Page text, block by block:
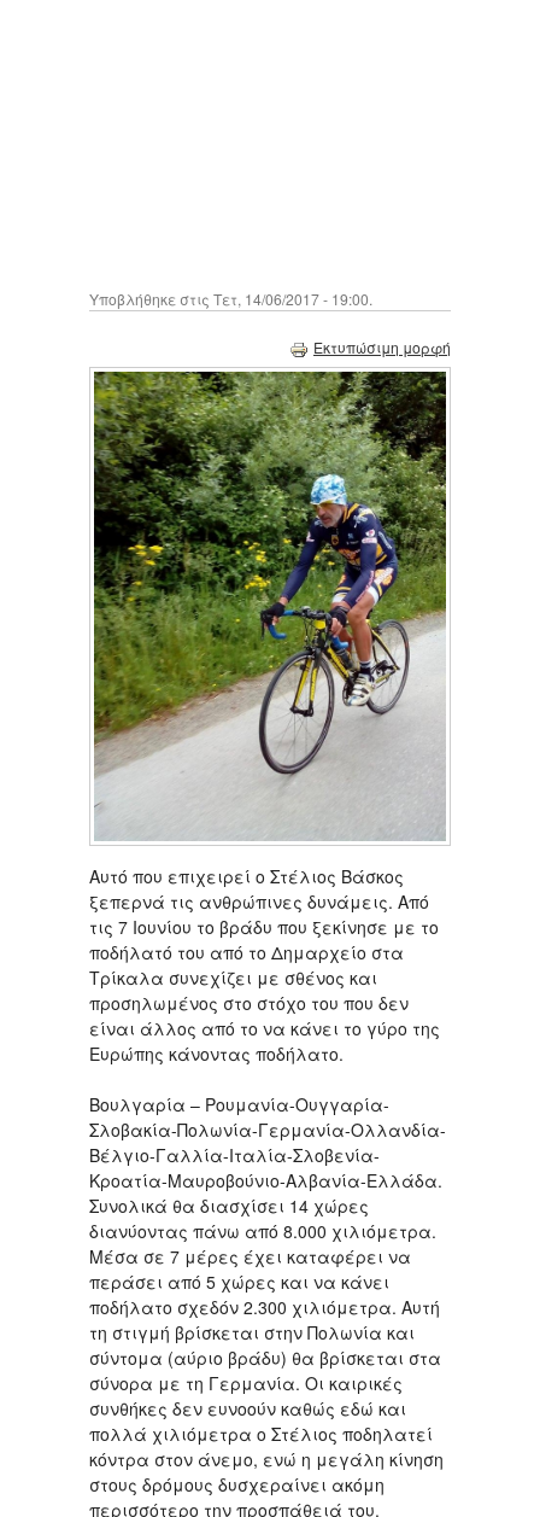
Υποβλήθηκε στις Τετ, 14/06/2017 - 19:00.
Εκτυπώσιμη μορφή
Αυτό που επιχειρεί ο Στέλιος Βάσκος
ξεπερνά τις ανθρώπινες δυνάμεις. Από
τις 7 Ιουνίου το βράδυ που ξεκίνησε με το
ποδήλατό του από το Δημαρχείο στα
Τρίκαλα συνεχίζει με σθένος και
προσηλωμένος στο στόχο του που δεν
είναι άλλος από το να κάνει το γύρο της
Ευρώπης κάνοντας ποδήλατο.
Βουλγαρία – Ρουμανία-Ουγγαρία-
Σλοβακία-Πολωνία-Γερμανία-Ολλανδία-
Βέλγιο-Γαλλία-Ιταλία-Σλοβενία-
Κροατία-Μαυροβούνιο-Αλβανία-Ελλάδα.
Συνολικά θα διασχίσει 14 χώρες
διανύοντας πάνω από 8.000 χιλιόμετρα.
Μέσα σε 7 μέρες έχει καταφέρει να
περάσει από 5 χώρες και να κάνει
ποδήλατο σχεδόν 2.300 χιλιόμετρα. Αυτή
τη στιγμή βρίσκεται στην Πολωνία και
σύντομα (αύριο βράδυ) θα βρίσκεται στα
σύνορα με τη Γερμανία. Οι καιρικές
συνθήκες δεν ευνοούν καθώς εδώ και
πολλά χιλιόμετρα ο Στέλιος ποδηλατεί
κόντρα στον άνεμο, ενώ η μεγάλη κίνηση
στους δρόμους δυσχεραίνει ακόμη
περισσότερο την προσπάθειά του.